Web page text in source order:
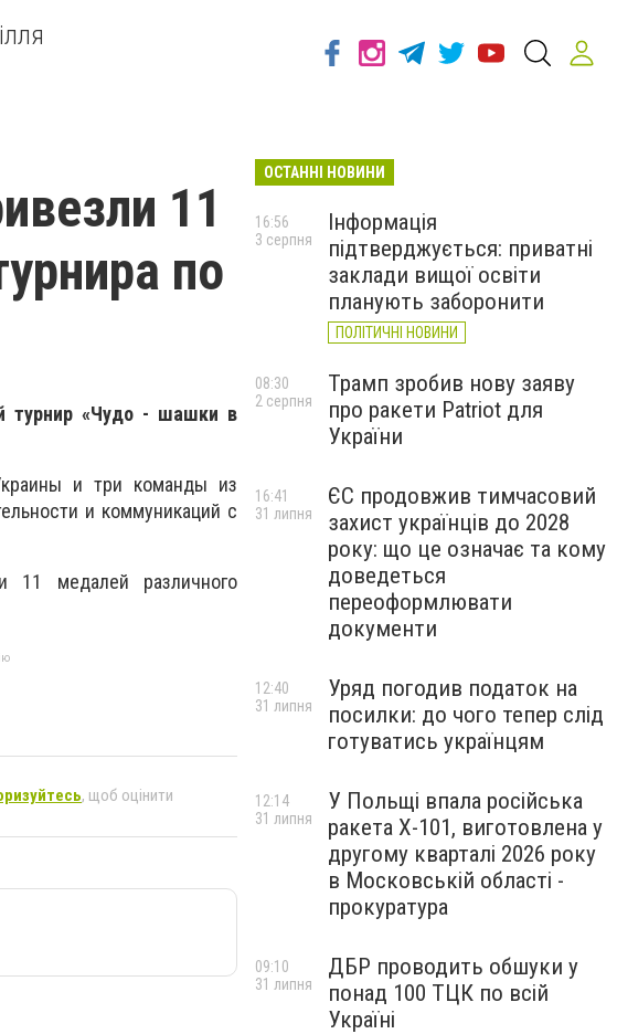
11
по
турнир «Чудо - шашки в
и три команды из
и коммуникаций с
медалей различного
, щоб оцінити
ОСТАННІ НОВИНИ
Інформація
підтверджується: приватні
заклади вищої освіти
планують заборонити
ПОЛІТИЧНІ НОВИНИ
16:56
3 серпня
Трамп зробив нову заяву
про ракети Patriot для
України
08:30
2 серпня
ЄС продовжив тимчасовий
захист українців до 2028
року: що це означає та кому
доведеться
переоформлювати
документи
16:41
31 липня
Уряд погодив податок на
посилки: до чого тепер слід
готуватись українцям
12:40
31 липня
У Польщі впала російська
ракета X-101, виготовлена у
другому кварталі 2026 року
в Московській області -
прокуратура
12:14
31 липня
ДБР проводить обшуки у
понад 100 ТЦК по всій
Україні
09:10
31 липня